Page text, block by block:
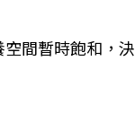
間暫時飽和，